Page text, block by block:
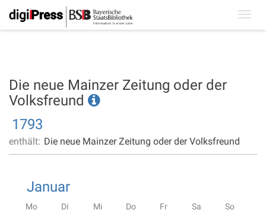
Die neue Mainzer Zeitung oder der
Volksfreund
1793
enthält: Die neue Mainzer Zeitung oder der Volksfreund
Januar
Mo Di Mi Do Fr Sa So